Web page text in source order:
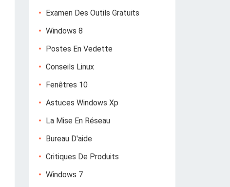
Examen Des Outils Gratuits
Windows 8
Postes En Vedette
Conseils Linux
Fenêtres 10
Astuces Windows Xp
La Mise En Réseau
Bureau D'aide
Critiques De Produits
Windows 7